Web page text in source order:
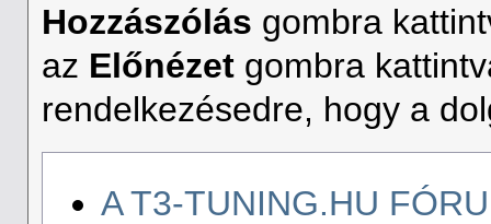
Hozzászólás gombra
az Előnézet gombra
rendelkezésedre, hogy a
A T3-TUNING.HU